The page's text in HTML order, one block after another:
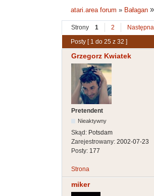
atari.area forum » Bałagan
Strony 1 2
Następna
Posty [ 1 do 25 z 32 ]
Grzegorz Kwiatek
Pretendent
Nieaktywny
Skąd: Potsdam
Zarejestrowany: 2002-07-23
Posty: 177
Strona
miker